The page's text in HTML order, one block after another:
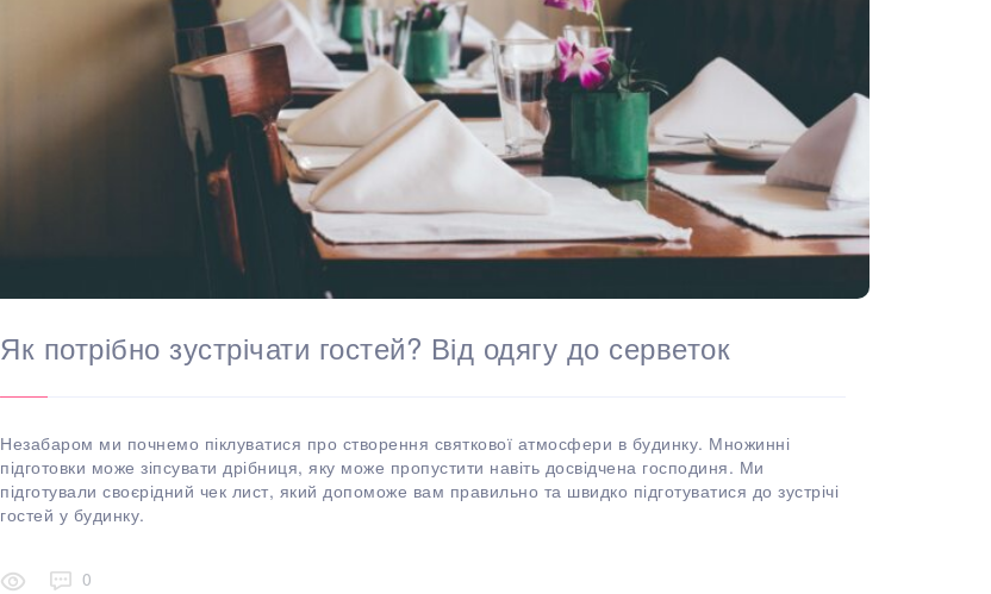
Як потрібно зустрічати гостей? Від одягу до серветок
Незабаром ми почнемо піклуватися про створення святкової атмосфери в будинку. Множинні
підготовки може зіпсувати дрібниця, яку може пропустити навіть досвідчена господиня. Ми
підготували своєрідний чек лист, який допоможе вам правильно та швидко підготуватися до зустрічі
гостей у будинку.
0